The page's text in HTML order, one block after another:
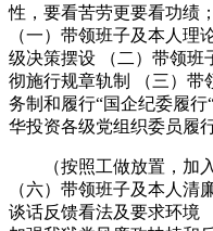
性，要看苦劳更要看功绩
（一）带领班子及本人理
级决策摆设 （二）带领班
彻施行规章轨制 （三）带
务制和履行“国企纪委履
华投资各级党组织委员履
（按照工做放置，加入
（六）带领班子及本人清
谈话反馈看法及要求环境